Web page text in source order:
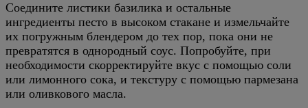
Соедините листики базилика и остальные
ингредиенты песто в высоком стакане и измельчайте
их погружным блендером до тех пор, пока они не
превратятся в однородный соус. Попробуйте, при
необходимости скорректируйте вкус с помощью соли
или лимонного сока, и текстуру с помощью пармезана
или оливкового масла.